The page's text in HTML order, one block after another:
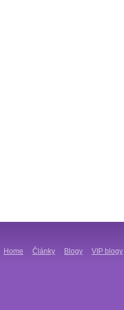
Home Články Blogy VIP blogy